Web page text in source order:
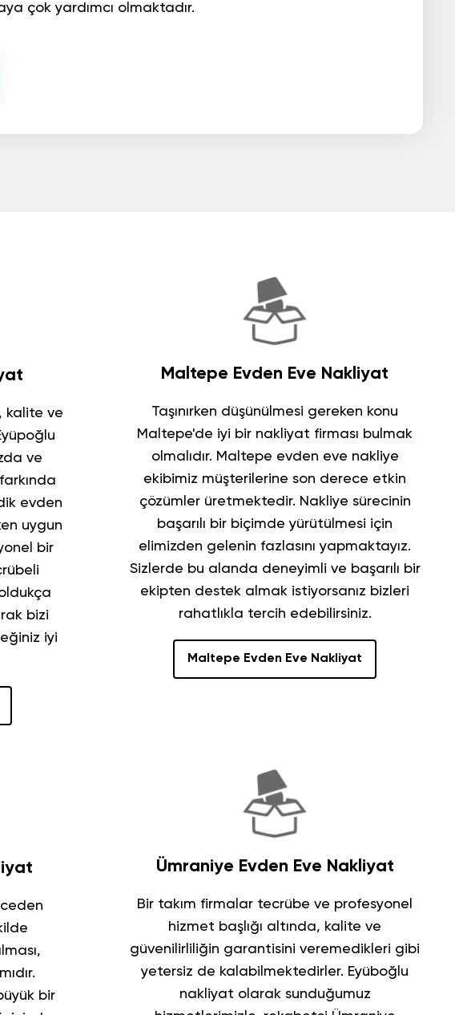
çok yardımcı olmaktadır.
kalite ve
ve
evden
uygun
bir
bizi
iyi
Maltepe Evden Eve Nakliyat
Taşınırken düşünülmesi gereken konu
Maltepe'de iyi bir nakliyat firması bulmak
olmalıdır. Maltepe evden eve nakliye
ekibimiz müşterilerine son derece etkin
çözümler üretmektedir. Nakliye sürecinin
başarılı bir biçimde yürütülmesi için
elimizden gelenin fazlasını yapmaktayız.
Sizlerde bu alanda deneyimli ve başarılı bir
ekipten destek almak istiyorsanız bizleri
rahatlıkla tercih edebilirsiniz.
Maltepe Evden Eve Nakliyat
bir
Ümraniye Evden Eve Nakliyat
Bir takım firmalar tecrübe ve profesyonel
hizmet başlığı altında, kalite ve
güvenilirliliğin garantisini veremedikleri gibi
yetersiz de kalabilmektedirler. Eyüboğlu
nakliyat olarak sunduğumuz